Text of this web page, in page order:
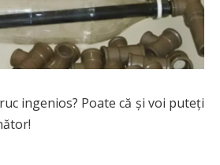
ingenios? Poate că și voi puteți